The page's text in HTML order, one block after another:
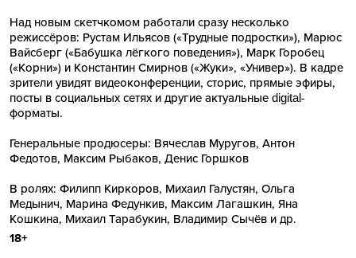
Над новым скетчкомом работали сразу несколько
режиссёров: Рустам Ильясов («Трудные подростки»), Марюс
Вайсберг («Бабушка лёгкого поведения»), Марк Горобец
(«Корни») и Константин Смирнов («Жуки», «Универ»). В кадре
зрители увидят видеоконференции, сторис, прямые эфиры,
посты в социальных сетях и другие актуальные digital-
форматы.
Генеральные продюсеры: Вячеслав Муругов, Антон
Федотов, Максим Рыбаков, Денис Горшков
В ролях: Филипп Киркоров, Михаил Галустян, Ольга
Медынич, Марина Федункив, Максим Лагашкин, Яна
Кошкина, Михаил Тарабукин, Владимир Сычёв и др.
18+